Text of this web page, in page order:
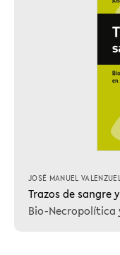
JOSÉ MANUEL
Trazos de sangre
Bio-Necropolítica